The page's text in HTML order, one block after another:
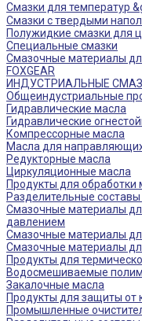
Смазки для температур
Смазки с твердыми
Полужидкие смазки для
Специальные смазки
Смазочные материалы
FOXGEAR
ИНДУСТРИАЛЬНЫЕ
Общеиндустриальные
Гидравлические масла
Гидравлические
Компрессорные масла
Масла для
Редукторные масла
Циркуляционные масла
Продукты для
Разделительные
Смазочные материалы
давлением
Смазочные материалы
Смазочные материалы
Продукты для
Водосмешиваемые
Закалочные масла
Продукты для защиты от
Промышленные